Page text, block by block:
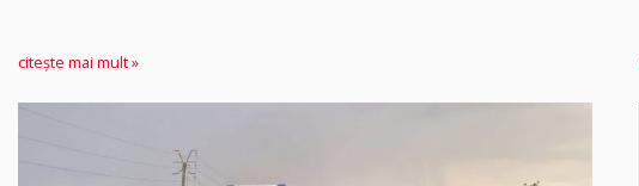
citește mai mult »